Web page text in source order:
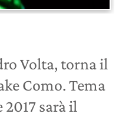
Volta, torna il
Como. Tema
sarà il